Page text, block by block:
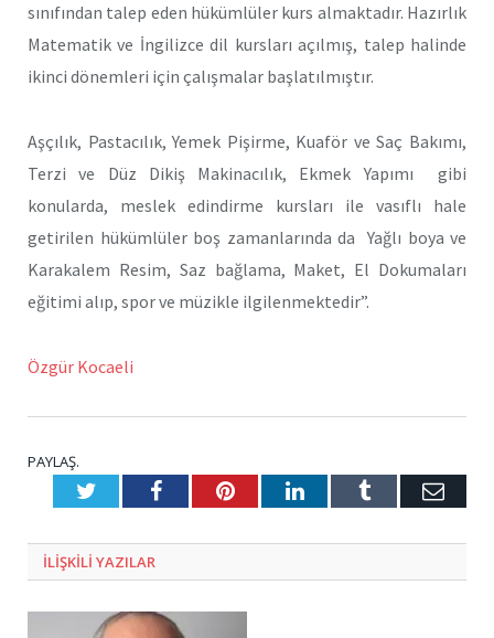
sınıfından talep eden hükümlüler kurs almaktadır. Hazırlık
Matematik ve İngilizce dil kursları açılmış, talep halinde
ikinci dönemleri için çalışmalar başlatılmıştır.
Aşçılık, Pastacılık, Yemek Pişirme, Kuaför ve Saç Bakımı,
Terzi ve Düz Dikiş Makinacılık, Ekmek Yapımı gibi
konularda, meslek edindirme kursları ile vasıflı hale
getirilen hükümlüler boş zamanlarında da Yağlı boya ve
Karakalem Resim, Saz bağlama, Maket, El Dokumaları
eğitimi alıp, spor ve müzikle ilgilenmektedir”.
Özgür Kocaeli
PAYLAŞ.
TwitterFacebookPinterestLinkedInTumblr E-
ILIŞKILI YAZILAR